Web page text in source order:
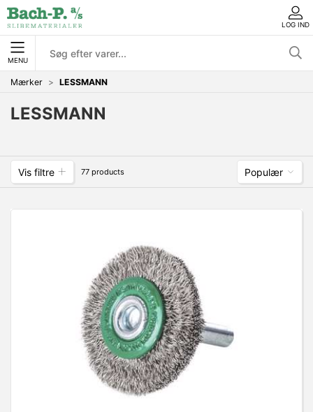
LOG IND
MENU
Mærker LESSMANN
LESSMANN
Vis filtre 77 products Populær